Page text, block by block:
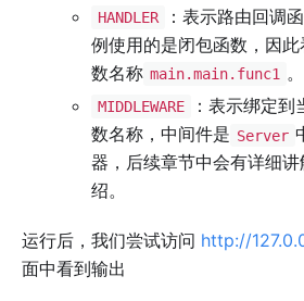
HANDLER
：表示路由回调
例使用的是闭包函数，因
数名称 main.main.func1 。
MIDDLEWARE
：表示绑定
数名称，中间件是 Server
器，后续章节中会有详细
绍。
运行后，我们尝试访问 http://
面中看到输出